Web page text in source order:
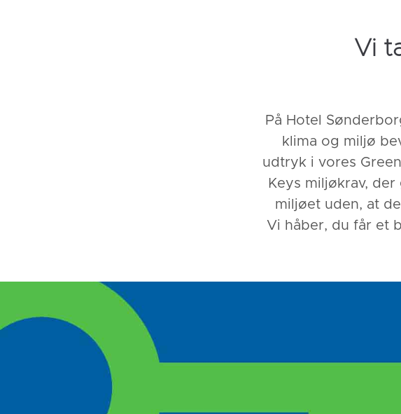
Vi
På Hotel
klima og miljø
udtryk i vores
Keys miljøkrav,
miljøet uden, at
Vi håber, du får et